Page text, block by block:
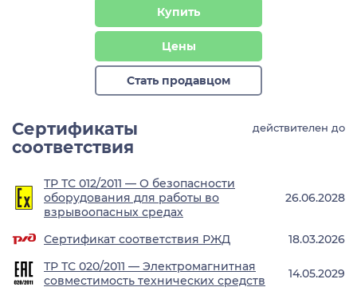
Купить
Цены
Стать продавцом
Сертификаты
соответствия
действителен до
ТР ТС 012/2011 — О безопасности
оборудования для работы во
взрывоопасных средах
26.06.2028
Сертификат соответствия РЖД
18.03.2026
ТР ТС 020/2011 — Электромагнитная
совместимость технических средств
14.05.2029